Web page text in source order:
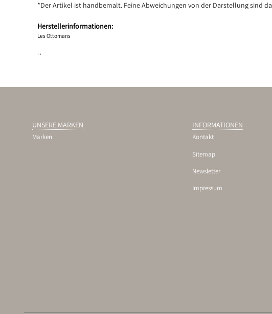
*Der Artikel ist handbemalt. Feine Abweichungen von der Darstellung sind
Herstellerinformationen:
Les Ottomans
, ,
UNSERE MARKEN
Marken
INFORMATIONEN
Kontakt
Sitemap
Newsletter
Impressum